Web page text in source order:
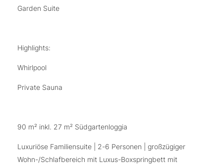
Garden Suite
Highlights:
Whirlpool
Private Sauna
90 m² inkl. 27 m² Südgartenloggia
Luxuriöse Familiensuite | 2-6 Personen | großzügiger
Wohn-/Schlafbereich mit Luxus-Boxspringbett mit